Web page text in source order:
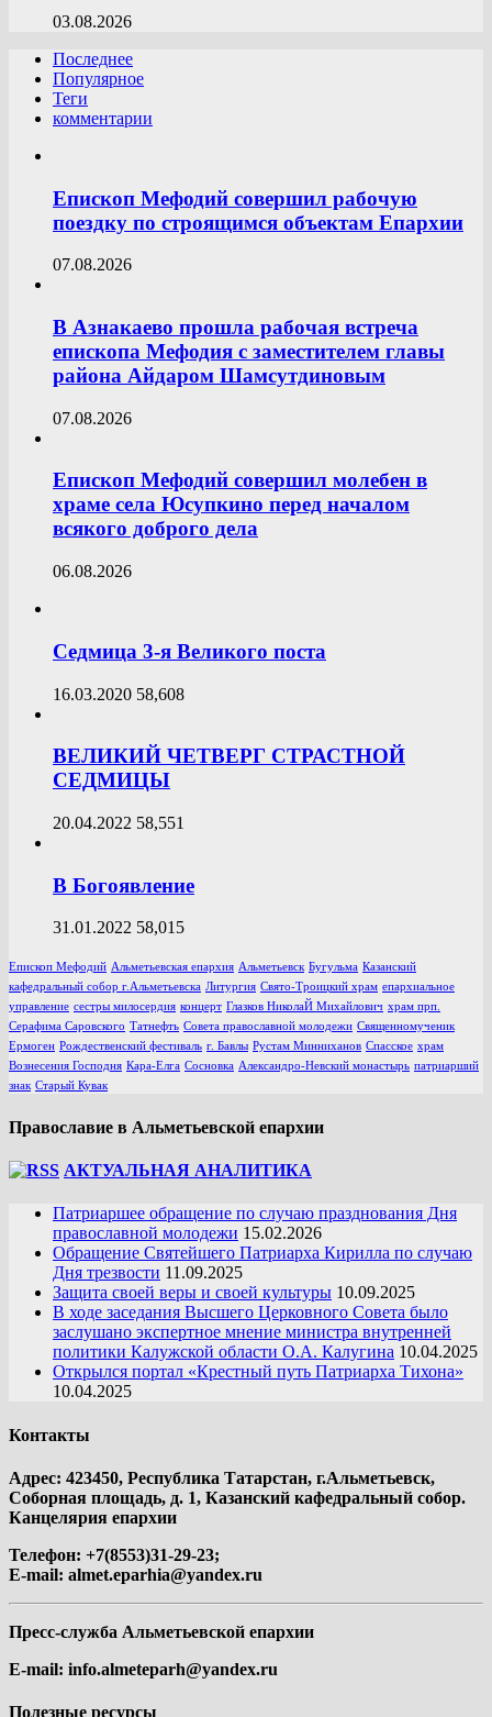
03.08.2026
Последнее
Популярное
Теги
комментарии
Епископ Мефодий совершил рабочую
поездку по строящимся объектам Епархии
07.08.2026
В Азнакаево прошла рабочая встреча
епископа Мефодия с заместителем главы
района Айдаром Шамсутдиновым
07.08.2026
Епископ Мефодий совершил молебен в
храме села Юсупкино перед началом
всякого доброго дела
06.08.2026
Седмица 3-я Великого поста
16.03.2020 58,608
ВЕЛИКИЙ ЧЕТВЕРГ СТРАСТНОЙ
СЕДМИЦЫ
20.04.2022 58,551
В Богоявление
31.01.2022 58,015
Епископ Мефодий Альметьевская епархия Альметьевск Бугульма Казанский
кафедральный собор г.Альметьевска Литургия Свято-Троицкий храм епархиальное
управление сестры милосердия концерт Глазков НиколаЙ Михайлович храм прп.
Серафима Саровского Татнефть Совета православной молодежи Священномученик
Ермоген Рождественский фестиваль г. Бавлы Рустам Минниханов Спасское храм
Вознесения Господня Кара-Елга Сосновка Александро-Невский монастырь патриарший
знак Старый Кувак
Православие в Альметьевской епархии
АКТУАЛЬНАЯ АНАЛИТИКА
Патриаршее обращение по случаю празднования Дня
православной молодежи 15.02.2026
Обращение Святейшего Патриарха Кирилла по случаю
Дня трезвости 11.09.2025
Защита своей веры и своей культуры 10.09.2025
В ходе заседания Высшего Церковного Совета было
заслушано экспертное мнение министра внутренней
политики Калужской области О.А. Калугина 10.04.2025
Открылся портал «Крестный путь Патриарха Тихона»
10.04.2025
Контакты
Адрес: 423450, Республика Татарстан, г.Альметьевск,
Соборная площадь, д. 1, Казанский кафедральный собор.
Канцелярия епархии
Телефон: +7(8553)31-29-23;
E-mail: almet.eparhia@yandex.ru
Пресс-служба Альметьевской епархии
E-mail: info.almeteparh@yandex.ru
Полезные ресурсы